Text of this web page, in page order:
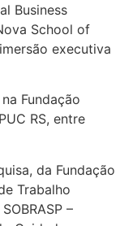
Business
School of
executiva
Fundação
RS, entre
da Fundação
Trabalho
–